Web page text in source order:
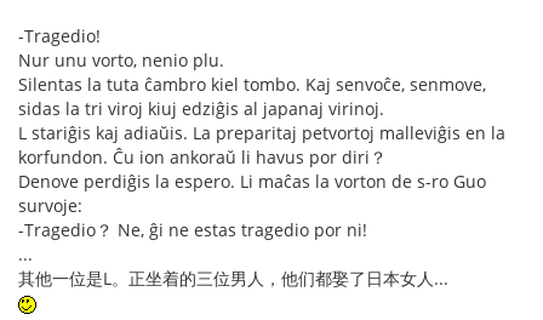
-Tragedio!
Nur unu vorto, nenio plu.
Silentas la tuta ĉambro kiel tombo. Kaj senvoĉe, senmove,
sidas la tri viroj kiuj edziĝis al japanaj virinoj.
L stariĝis kaj adiaŭis. La preparitaj petvortoj malleviĝis en la
korfundon. Ĉu ion ankoraŭ li havus por diri？
Denove perdiĝis la espero. Li maĉas la vorton de s-ro Guo
survoje:
-Tragedio？ Ne, ĝi ne estas tragedio por ni!
...
其他一位是L。正坐着的三位男人，他们都娶了日本女人...